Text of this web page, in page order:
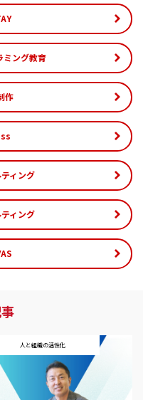
ミング教育
作
ィング
ィング
人と組織の活性化